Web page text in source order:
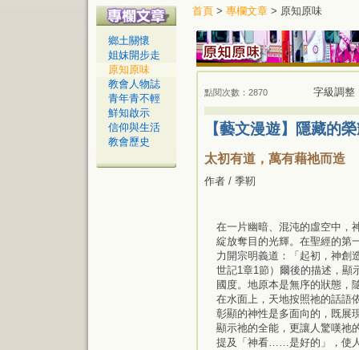
鄉土關懷
姐妹開步走
原知原味
教會人物誌
青年青不輕
鮮知啟示
信仰與生活
教會歷史
首頁 > 專欄文章 > 原知原味
點閱次數：2870 字級調整
【藝文漫遊】隱藏的
太初有道，萬有藉祂而造
作者 / 季靭
在一片幽暗、混沌的虛空中，
綻放奪目的光輝。在聖經的第
力開宗明義道：「起初，神創
世記1章1節）爾後的描述，顯
國度。地原本是無序的狀態，
在水面上，天地按照祂的話語
彰顯的神性是多面向的，既展
顯示祂的全能，更讓人驚嘆祂
提及「神看……是好的」，使